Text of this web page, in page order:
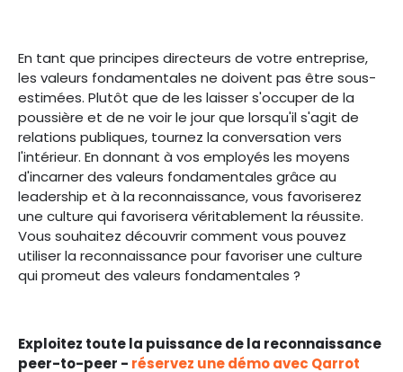
En tant que principes directeurs de votre entreprise,
les valeurs fondamentales ne doivent pas être sous-
estimées. Plutôt que de les laisser s'occuper de la
poussière et de ne voir le jour que lorsqu'il s'agit de
relations publiques, tournez la conversation vers
l'intérieur. En donnant à vos employés les moyens
d'incarner des valeurs fondamentales grâce au
leadership et à la reconnaissance, vous favoriserez
une culture qui favorisera véritablement la réussite.
Vous souhaitez découvrir comment vous pouvez
utiliser la reconnaissance pour favoriser une culture
qui promeut des valeurs fondamentales ?
Exploitez toute la puissance de la reconnaissance
peer-to-peer - réservez une démo avec Qarrot